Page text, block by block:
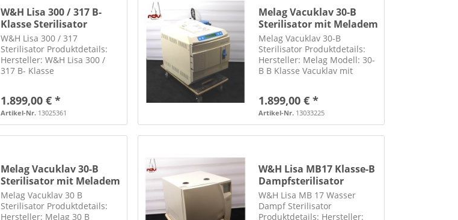
W&H Lisa 300 / 317 B-
Klasse Sterilisator
W&H Lisa 300 / 317
Sterilisator Produktdetails:
Hersteller: W&H Lisa 300 /
317 B- Klasse
Ablassschlauch und 4 Trays
mit serieller Schnittstelle an
der Rückseite es sind
Gebrauchsspuren und...
1.899,00 € *
Artikel-Nr. 13025361
Melag Vacuklav 30-B
Sterilisator mit Meladem
37
Melag Vacuklav 30-B
Sterilisator Produktdetails:
Hersteller: Melag Modell: 30-
B B Klasse Vacuklav mit
Speicherkarte (4GB) inkl.
Meladem 37 zur Sterilisation
von verpackten und...
1.899,00 € *
Artikel-Nr.13033225
Melag Vacuklav 30-B
Sterilisator mit Meladem
2004
Melag Vacuklav 30 B
Sterilisator Produktdetails:
Hersteller: Melag 30 B
W&H Lisa MB17 Klasse-B
Dampfsterilisator
W&H Lisa MB 17 Wasser
Dampf Sterilisator
Produktdetails: Hersteller: